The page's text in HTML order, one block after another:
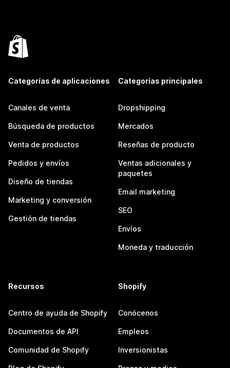
Categorías de aplicaciones
Canales de venta
Búsqueda de productos
Venta de productos
Pedidos y envíos
Diseño de tiendas
Marketing y conversión
Gestión de tiendas
Categorías principales
Dropshipping
Mercados
Reseñas de producto
Ventas adicionales y
paquetes
Email marketing
SEO
Envíos
Moneda y traducción
Recursos
Centro de ayuda de Shopify
Documentos de API
Comunidad de Shopify
Shopify
Conócenos
Empleos
Inversionistas